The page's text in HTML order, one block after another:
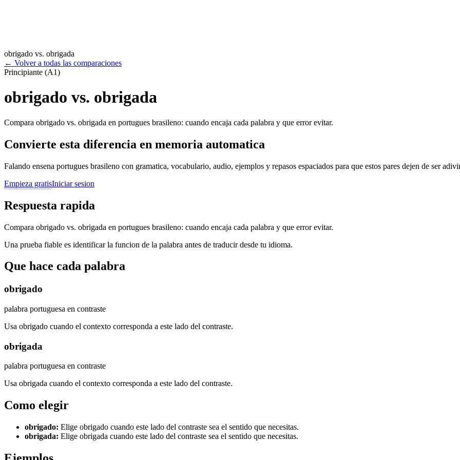
obrigado vs. obrigada
← Volver a todas las comparaciones
Principiante (A1)
obrigado vs. obrigada
Compara obrigado vs. obrigada en portugues brasileno: cuando encaja cada palabra y que error evitar.
Convierte esta diferencia en memoria automatica
Falando ensena portugues brasileno con gramatica, vocabulario, audio, ejemplos y repasos espaciados para que estos pares dejen de ser
Empieza gratisIniciar sesion
Respuesta rapida
Compara obrigado vs. obrigada en portugues brasileno: cuando encaja cada palabra y que error evitar.
Una prueba fiable es identificar la funcion de la palabra antes de traducir desde tu idioma.
Que hace cada palabra
obrigado
palabra portuguesa en contraste
Usa obrigado cuando el contexto corresponda a este lado del contraste.
obrigada
palabra portuguesa en contraste
Usa obrigada cuando el contexto corresponda a este lado del contraste.
Como elegir
obrigado: Elige obrigado cuando este lado del contraste sea el sentido que necesitas.
obrigada: Elige obrigada cuando este lado del contraste sea el sentido que necesitas.